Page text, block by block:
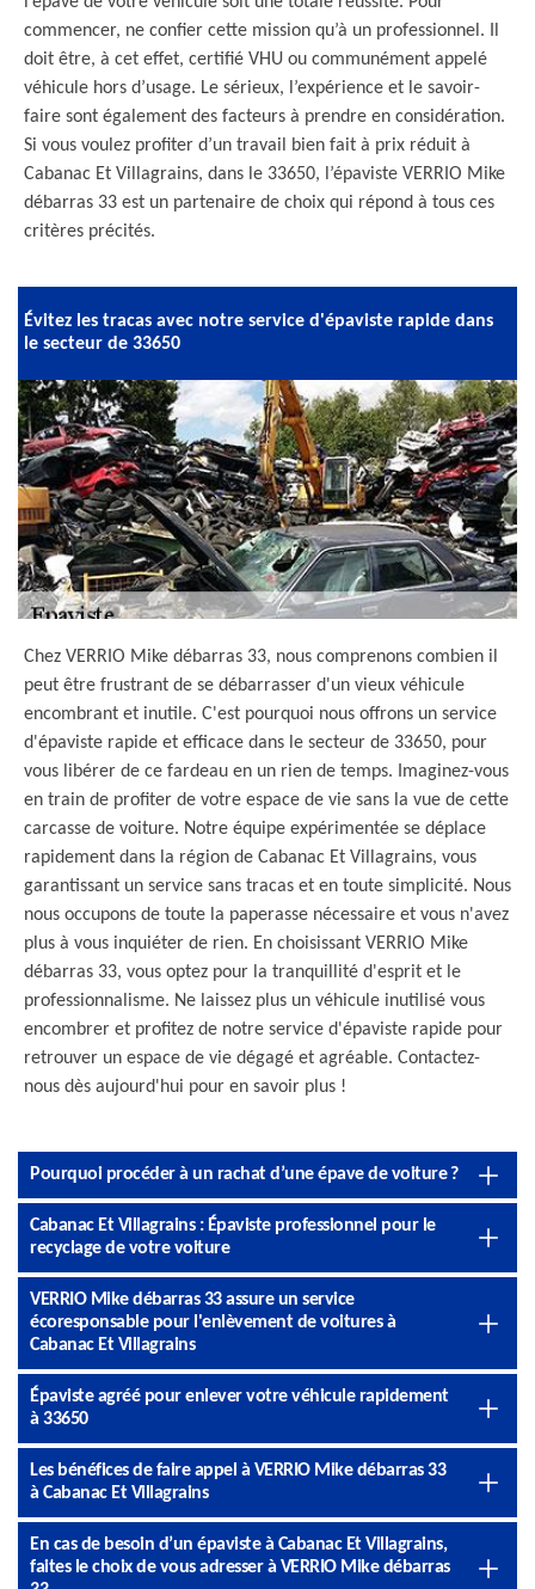
commencer, ne confier cette mission qu’à un professionnel. Il
doit être, à cet effet, certifié VHU ou communément appelé
véhicule hors d’usage. Le sérieux, l’expérience et le savoir-
faire sont également des facteurs à prendre en considération.
Si vous voulez profiter d’un travail bien fait à prix réduit à
Cabanac Et Villagrains, dans le 33650, l’épaviste VERRIO Mike
débarras 33 est un partenaire de choix qui répond à tous ces
critères précités.
Évitez les tracas avec notre service d'épaviste rapide dans
le secteur de 33650
Chez VERRIO Mike débarras 33, nous comprenons combien il
peut être frustrant de se débarrasser d'un vieux véhicule
encombrant et inutile. C'est pourquoi nous offrons un service
d'épaviste rapide et efficace dans le secteur de 33650, pour
vous libérer de ce fardeau en un rien de temps. Imaginez-vous
en train de profiter de votre espace de vie sans la vue de cette
carcasse de voiture. Notre équipe expérimentée se déplace
rapidement dans la région de Cabanac Et Villagrains, vous
garantissant un service sans tracas et en toute simplicité. Nous
nous occupons de toute la paperasse nécessaire et vous n'avez
plus à vous inquiéter de rien. En choisissant VERRIO Mike
débarras 33, vous optez pour la tranquillité d'esprit et le
professionnalisme. Ne laissez plus un véhicule inutilisé vous
encombrer et profitez de notre service d'épaviste rapide pour
retrouver un espace de vie dégagé et agréable. Contactez-
nous dès aujourd'hui pour en savoir plus !
Pourquoi procéder à un rachat d’une épave de voiture ?
Cabanac Et Villagrains : Épaviste professionnel pour le
recyclage de votre voiture
VERRIO Mike débarras 33 assure un service
écoresponsable pour l'enlèvement de voitures à
Cabanac Et Villagrains
Épaviste agréé pour enlever votre véhicule rapidement
à 33650
Les bénéfices de faire appel à VERRIO Mike débarras 33
à Cabanac Et Villagrains
En cas de besoin d’un épaviste à Cabanac Et Villagrains,
faites le choix de vous adresser à VERRIO Mike débarras